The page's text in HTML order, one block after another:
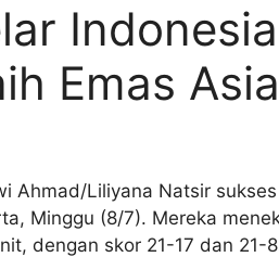
Emas
Ahmad/Liliyana Natsir
Minggu (8/7). Mereka
dengan skor 21-17 dan 21-